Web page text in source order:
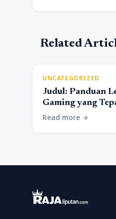
Related
UNCATEGORIZED
Judul: Panduan
Gaming yang
Read more arrow_forward